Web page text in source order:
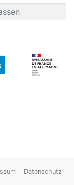
Datenschutz